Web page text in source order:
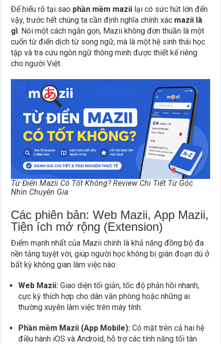
Để hiểu rõ tại sao phần mềm mazii lại có sức hút lớn đến
vậy, trước hết chúng ta cần định nghĩa chính xác mazii là
gì. Nói một cách ngắn gọn, Mazii không đơn thuần là một
cuốn từ điển dịch từ song ngữ, mà là một hệ sinh thái học
tập và tra cứu ngôn ngữ thông minh được thiết kế riêng
cho người Việt.
Từ Điển Mazii Có Tốt Không? Review Chi Tiết Từ Góc
Nhìn Chuyên Gia
Các phiên bản: Web Mazii, App Mazii,
Tiện ích mở rộng (Extension)
Điểm mạnh nhất của Mazii chính là khả năng đồng bộ đa
nền tảng tuyệt vời, giúp người học không bị gián đoạn dù ở
bất kỳ không gian làm việc nào:
Web Mazii: Giao diện tối giản, tốc độ phản hồi nhanh,
cực kỳ thích hợp cho dân văn phòng hoặc những ai
thường xuyên làm việc trên máy tính.
Phần mềm Mazii (App Mobile): Có mặt trên cả hai hệ
điều hành iOS và Android, hỗ trợ các tính năng tối tân